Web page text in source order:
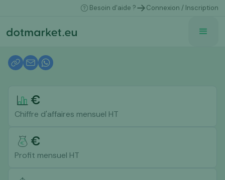
Besoin d'aide ? Connexion / Inscription
€
Chiffre d'affaires mensuel HT
€
Profit mensuel HT